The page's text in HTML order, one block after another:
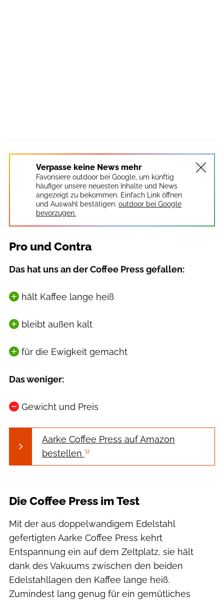
Verpasse keine News mehr
Favorisiere outdoor bei Google, um künftig
häufiger unsere neuesten Inhalte und News
angezeigt zu bekommen. Einfach Link öffnen
und Auswahl bestätigen: outdoor bei Google
bevorzugen.
Pro und Contra
Das hat uns an der Coffee Press gefallen:
hält Kaffee lange heiß
bleibt außen kalt
für die Ewigkeit gemacht
Das weniger:
Gewicht und Preis
Aarke Coffee Press auf Amazon
bestellen
Die Coffee Press im Test
Mit der aus doppelwandigem Edelstahl
gefertigten Aarke Coffee Press kehrt
Entspannung ein auf dem Zeltplatz, sie hält
dank des Vakuums zwischen den beiden
Edelstahllagen den Kaffee lange heiß.
Zumindest lang genug für ein gemütliches